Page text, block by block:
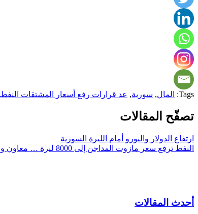
Tags: المال, سورية, عد قرارات رفع أسعار المشتقات النفطية.. هل يكون 2024
تصفّح المقالات
ارتفاع الدولار واليورو أمام الليرة السورية
النفط ترفع سعر مازوت المداجن إلى 8000 ليرة … معاون وزير الزراعة : 20 بالمئة من المداجن الخاصة عادت للخدمة بعد تقديم الدعم والتسهيلات
أحدث المقالات